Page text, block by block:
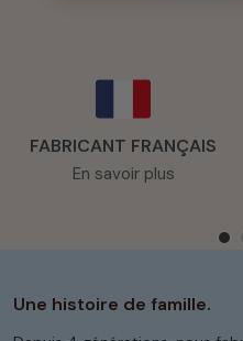
FABRICANT FRANÇAIS
En savoir plus
Une histoire de famille.